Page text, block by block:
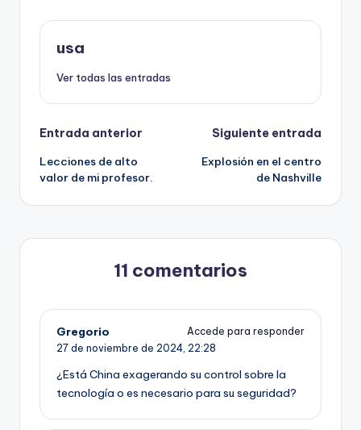
usa
Ver todas las entradas
Navegación
de
entradas
Entrada anterior
Lecciones de alto
valor de mi profesor.
Siguiente entrada
Explosión en el centro
de Nashville
11 comentarios
Gregorio
Accede para responder
27 de noviembre de 2024, 22:28
¿Está China exagerando su control sobre la
tecnología o es necesario para su seguridad?